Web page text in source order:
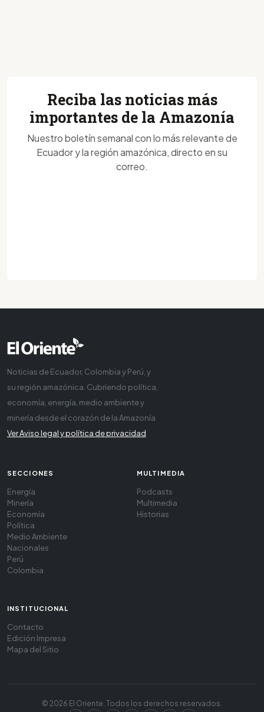
Reciba las noticias más
importantes de la Amazonía
Nuestro boletín semanal con lo más relevante de
Ecuador y la región amazónica, directo en su
correo.
Noticias de Ecuador, Colombia y Perú, y
su región amazónica. Cubriendo política,
economía, energía, medio ambiente y
minería desde el corazón de la Amazonía
Ver Aviso legal y política de privacidad
SECCIONES
Energía
Minería
Economía
Política
Medio Ambiente
Nacionales
Perú
Colombia
MULTIMEDIA
Podcasts
Multimedia
Historias
INSTITUCIONAL
Contacto
Edición Impresa
Mapa del Sitio
© 2026 El Oriente. Todos los derechos reservados.